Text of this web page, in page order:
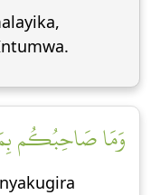
وَمَا صَاحِبُكُم